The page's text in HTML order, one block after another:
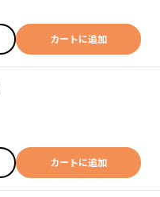
カートに追加
カートに追加